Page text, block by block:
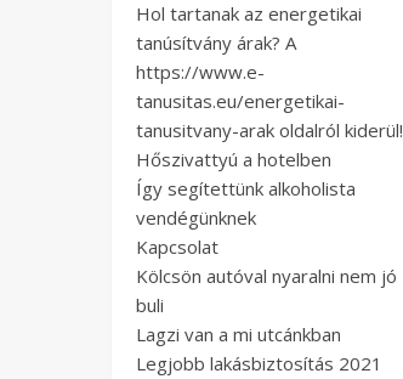
Hol tartanak az energetikai
tanúsítvány árak? A
https://www.e-
tanusitas.eu/energetikai-
tanusitvany-arak oldalról kiderül!
Hőszivattyú a hotelben
Így segítettünk alkoholista
vendégünknek
Kapcsolat
Kölcsön autóval nyaralni nem jó
buli
Lagzi van a mi utcánkban
Legjobb lakásbiztosítás 2021